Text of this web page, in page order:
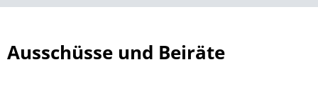
Ausschüsse und Beiräte